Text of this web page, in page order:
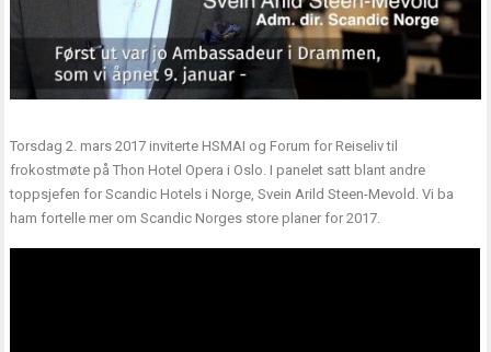
Torsdag 2. mars 2017 inviterte HSMAI og Forum for Reiseliv til
frokostmøte på Thon Hotel Opera i Oslo. I panelet satt blant andre
toppsjefen for Scandic Hotels i Norge, Svein Arild Steen-Mevold. Vi ba
ham fortelle mer om Scandic Norges store planer for 2017.